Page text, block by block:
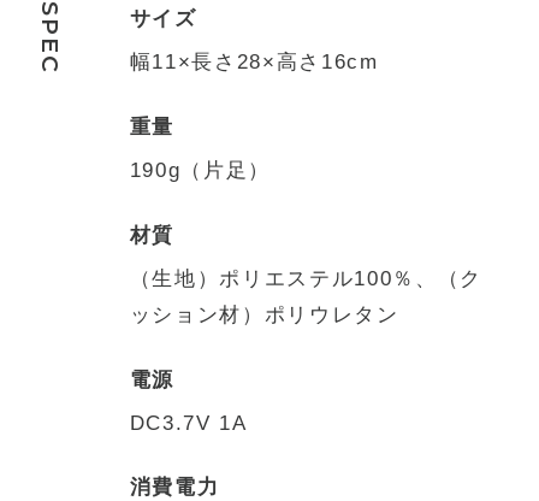
SPEC
サイズ
幅11×長さ28×高さ16cm
重量
190g（片足）
材質
（生地）ポリエステル100％、（ク
ッション材）ポリウレタン
電源
DC3.7V 1A
消費電力